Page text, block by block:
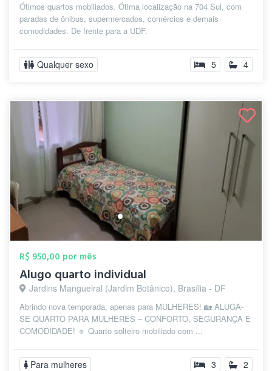
Ótimos quartos mobiliados. Ótima localização na 704 Sul, com
paradas de ônibus, supermercados, comércios e demais
comodidades. De frente para a UDF.
Qualquer sexo 5 4
R$ 950,00 por mês
Alugo quarto individual
Jardins Mangueiral (Jardim Botânico), Brasília - DF
Abrindo nova temporada, apenas para MULHERES! 🏡 ALUGA-
SE QUARTO PARA MULHERES – CONFORTO, SEGURANÇA E
COMODIDADE! 🔹 Quarto solteiro mobiliado com ...
Para mulheres 3 2